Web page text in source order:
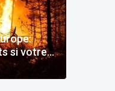
si votre